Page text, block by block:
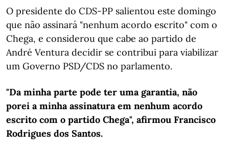
O presidente do CDS-PP salientou este domingo
que não assinará "nenhum acordo escrito" com o
Chega, e considerou que cabe ao partido de
André Ventura decidir se contribui para viabilizar
um Governo PSD/CDS no parlamento.
"Da minha parte pode ter uma garantia, não
porei a minha assinatura em nenhum acordo
escrito com o partido Chega", afirmou Francisco
Rodrigues dos Santos.